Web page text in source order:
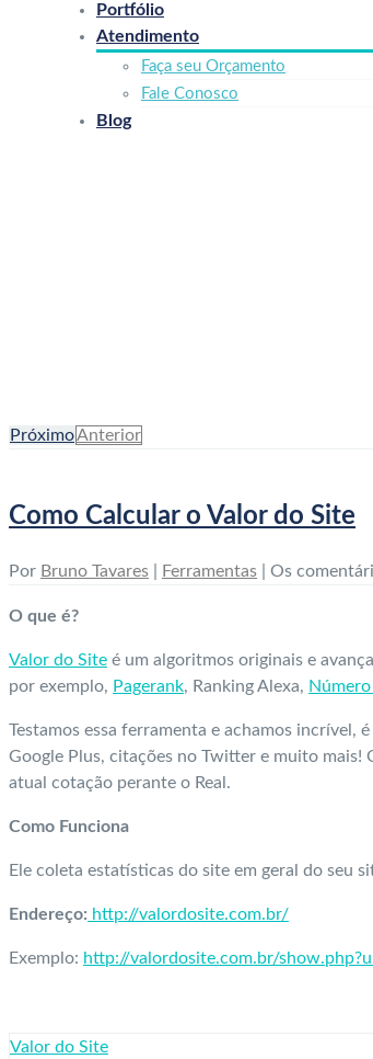
Portfólio
Atendimento
Faça seu Orçamento
Fale Conosco
Blog
PróximoAnterior
Como Calcular o Valor do Site
Por Bruno Tavares Ferramentas Os
O que é?
Valor do Site é um algoritmos originais e
por exemplo, Pagerank, Ranking Alexa,
Testamos essa ferramenta e achamos incrível,
Google Plus, citações no Twitter e muito mais!
atual cotação perante o Real.
Como Funciona
Ele coleta estatísticas do site em geral do seu
Endereço: http://valordosite.com.br/
Exemplo: http://valordosite.com.br/
Valor do Site